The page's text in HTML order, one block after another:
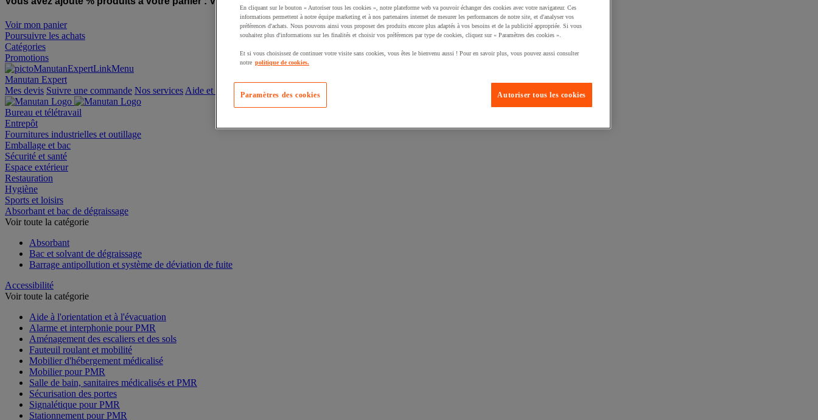
Voir mon panier
Poursuivre les achats
Catégories
Promotions
Manutan Expert
offre reconditionnée
Mes devis Suivre une commande Nos services Aide et contact
Bureau et télétravail
Entrepôt
Fournitures industrielles et outillage
Emballage et bac
Sécurité et santé
Espace extérieur
Restauration
Hygiène
Sports et loisirs
Absorbant et bac de dégraissage
Absorbant
Bac et solvant de dégraissage
Accessibilité
Aide à l'orientation et à l'évacuation
Alarme et interphonie pour PMR
Aménagement des escaliers et des sols
Fauteuil roulant et mobilité
Mobilier d'hébergement médicalisé
Mobilier pour PMR
Salle de bain, sanitaires médicalisés et PMR
Sécurisation des portes
Signalétique pour PMR
En cliquant sur le bouton « Autoriser tous les cookies », notre plateforme web va pouvoir échanger des cookies avec votre navigateur. Ces
informations permettent à notre équipe marketing et à nos partenaires internet de mesurer les performances de notre site, et d'analyser vos
préférences d'achats. Nous pouvons ainsi vous proposer des produits encore plus adaptés à vos besoins et de la publicité appropriée. Si vous
souhaitez plus d'informations sur les finalités et choisir vos préférences par type de cookies, cliquez sur « Paramètres des cookies ».
Et si vous choisissez de continuer votre visite sans cookies, vous êtes le bienvenu aussi ! Pour en savoir plus, vous pouvez aussi consulter
notre politique de cookies.
Autoriser tous les cookies
Paramètres des cookies